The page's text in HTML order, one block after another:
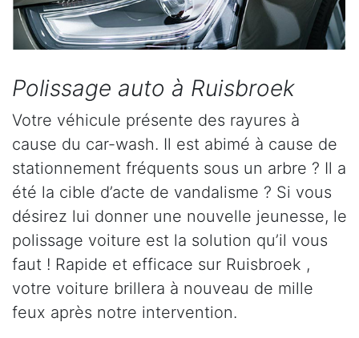
Polissage auto à Ruisbroek
Votre véhicule présente des rayures à
cause du car-wash. Il est abimé à cause de
stationnement fréquents sous un arbre ? Il a
été la cible d’acte de vandalisme ? Si vous
désirez lui donner une nouvelle jeunesse, le
polissage voiture est la solution qu’il vous
faut ! Rapide et efficace sur Ruisbroek ,
votre voiture brillera à nouveau de mille
feux après notre intervention.